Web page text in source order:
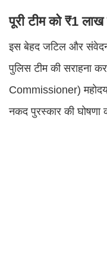
पूरी टीम को ₹1 लाख
इस बेहद जटिल और
पुलिस टीम की सराहना
Commissioner) महोदय
नकद पुरस्कार की घोषणा